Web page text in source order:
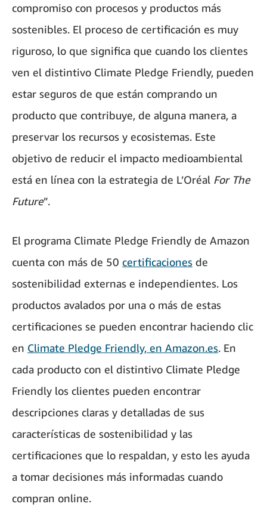
compromiso con procesos y productos más
sostenibles. El proceso de certificación es muy
riguroso, lo que significa que cuando los clientes
ven el distintivo Climate Pledge Friendly, pueden
estar seguros de que están comprando un
producto que contribuye, de alguna manera, a
preservar los recursos y ecosistemas. Este
objetivo de reducir el impacto medioambiental
está en línea con la estrategia de L’Oréal For The
Future”.
El programa Climate Pledge Friendly de Amazon
cuenta con más de 50 certificaciones de
sostenibilidad externas e independientes. Los
productos avalados por una o más de estas
certificaciones se pueden encontrar haciendo clic
en Climate Pledge Friendly, en Amazon.es. En
cada producto con el distintivo Climate Pledge
Friendly los clientes pueden encontrar
descripciones claras y detalladas de sus
características de sostenibilidad y las
certificaciones que lo respaldan, y esto les ayuda
a tomar decisiones más informadas cuando
compran online.